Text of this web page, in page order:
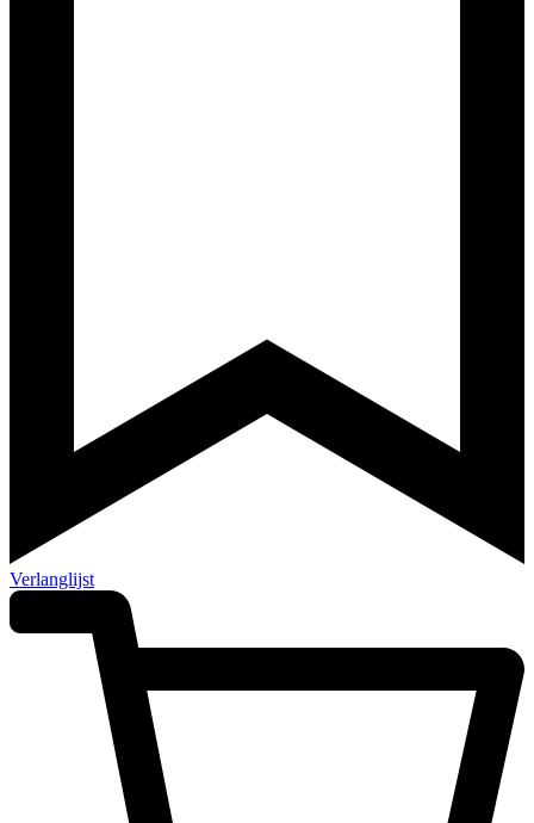
Verlanglijst